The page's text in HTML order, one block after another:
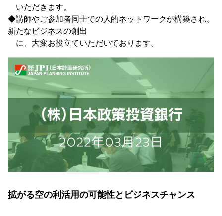
いただきます。
◆講師やご参加者同士での人的ネットワークが構築され、
新たなビジネスの創出
に、大変お役立ていただいております。
拡がる空の利活用の可能性とビジネスチャンス